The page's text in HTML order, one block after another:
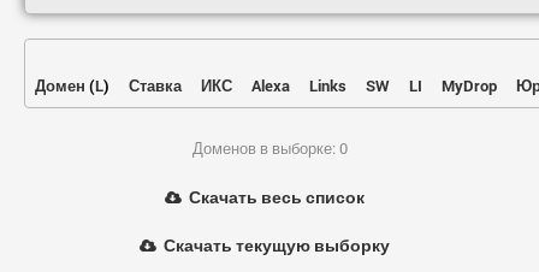
Домен (L) Ставка ИКС Alexa Links SW LI MyDrop
Доменов в выборке: 0
Скачать весь список
Скачать текущую выборку